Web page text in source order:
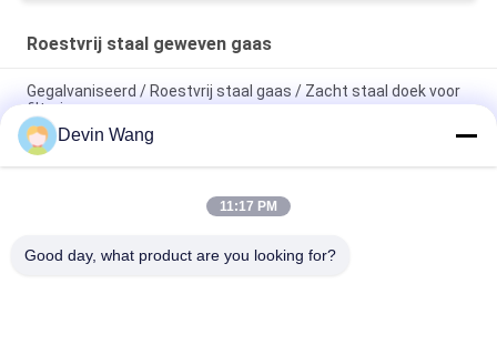
Roestvrij staal geweven gaas
Gegalvaniseerd / Roestvrij staal gaas / Zacht staal doek voor
filtering
Hoogwaardig metalen gaas Filter van roestvrij staal Filter van
roestvrij staal Draadgaas voor Filtergaas Waterfilter
20/40/60 Mesh Geweven Staalnet Hoge Standaard Roestvrij
Devin Wang
11:17 PM
Good day, what product are you looking for?